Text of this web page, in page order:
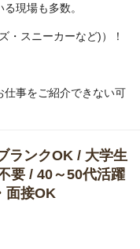
現場も多数。
・スニーカーなど)）！
事をご紹介できない可
ランクOK / 大学生
要 / 40～50代活躍
面接OK